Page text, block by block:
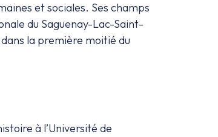
et sociales. Ses champs
du Saguenay-Lac-Saint-
la première moitié du
à l’Université de